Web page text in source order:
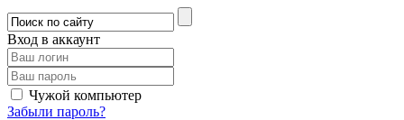
Вход в аккаунт
Чужой компьютер
Забыли пароль?